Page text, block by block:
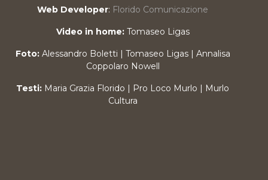
Web Developer: Florido Comunicazione
Video in home:Tomaseo Ligas
Foto: Alessandro Boletti | Tomaseo Ligas | Annalisa
Coppolaro Nowell
Testi: Maria Grazia Florido | Pro Loco Murlo | Murlo
Cultura